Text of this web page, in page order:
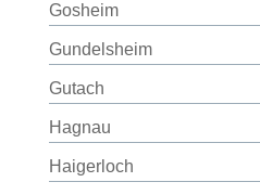
Gosheim
Gundelsheim
Gutach
Hagnau
Haigerloch